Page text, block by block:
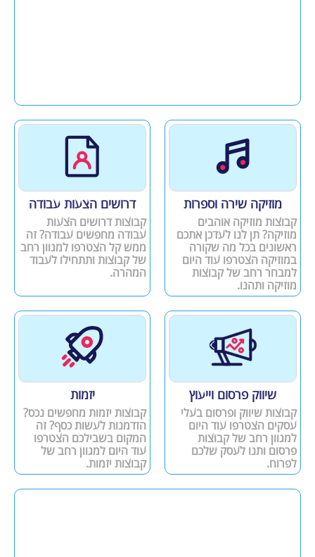
מוזיקה שירה וספרות
קבוצות מוזיקה אוהבים
מוזיקה? תן לנו לעדכן אתכם
ראשונים בכל מה שקורה
במוזיקה הצטרפו עוד היום
למבחר רחב של קבוצות
מוזיקה ותהנו.
דרושים הצעות עבודה
קבוצות דרושים הצעות
עבודה מחפשים עבודה? זה
ממש קל הצטרפו למגוון רחב
של קבוצות ותתחילו לעבוד
המהרה.
שיווק פרסום וייעוץ
קבוצות שיווק ופרסום בעלי
עסקים הצטרפו עוד היום
למגוון רחב של קבוצות
פרסום ותנו לעסק שלכם
לפרוח.
יזמות
קבוצות יזמות מחפשים נכס?
הזדמנות לעשות כסף? זה
המקום בשבילכם הצטרפו
עוד היום למגוון רחב של
קבוצות יזמות.